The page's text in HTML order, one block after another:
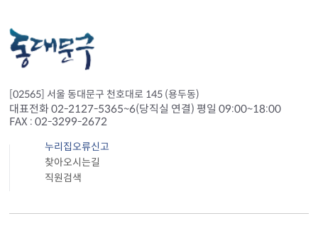
[02565] 서울 동대문구 천호대로 145 (용두동)
대표전화 02-2127-5365~6(당직실 연결) 평일 09:00~18:00
FAX : 02-3299-2672
누리집오류신고
찾아오시는길
직원검색